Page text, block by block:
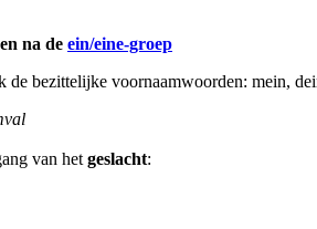
na de ein/eine-groep
de bezittelijke voornaamwoorden: mein,
van het geslacht: